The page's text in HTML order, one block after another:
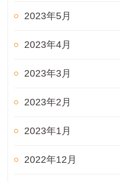
2023年5月
2023年4月
2023年3月
2023年2月
2023年1月
2022年12月